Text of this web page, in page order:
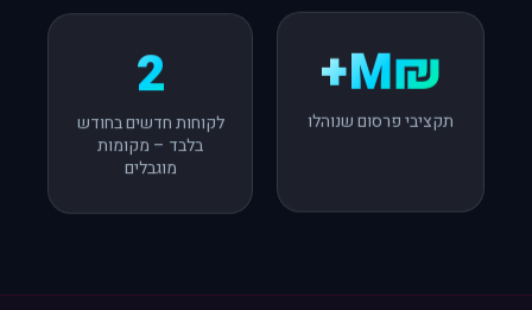
₪M+
תקציבי פרסום שנוהלו
2
לקוחות חדשים בחודש
בלבד – מקומות
מוגבלים